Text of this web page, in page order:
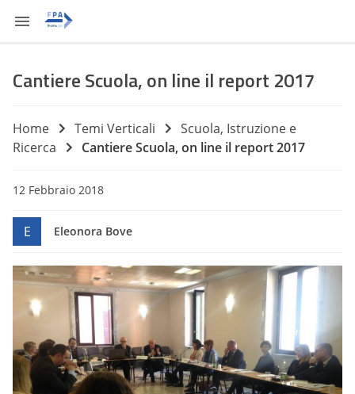
Cantiere Scuola, on line il report 2017
Home Temi Verticali
Scuola, Istruzione e
Ricerca
Cantiere Scuola, on line il report 2017
12 Febbraio 2018
E Eleonora Bove